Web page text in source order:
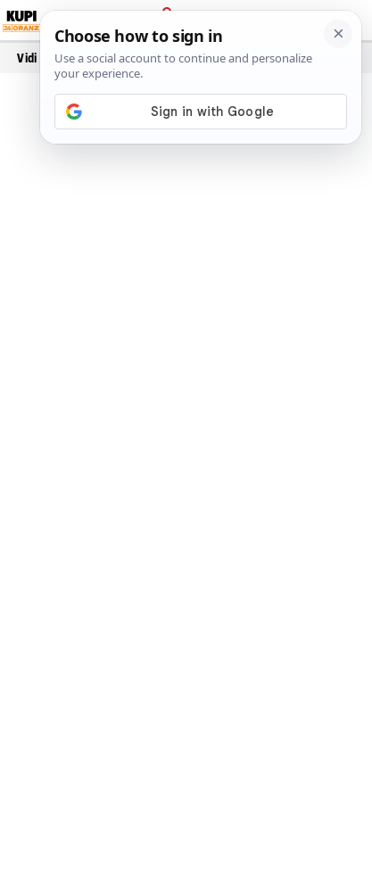
PRIJAVA
Vidi još…